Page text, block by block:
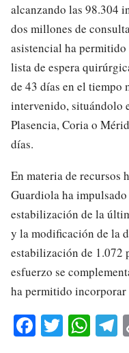
alcanzando las 98.304
dos millones de
asistencial ha
lista de espera
de 43 días en el tiempo
intervenido, situándolo
Plasencia, Coria o
días.
En materia de recursos
Guardiola ha
estabilización de la
y la modificación de la
estabilización de 1.072
esfuerzo se
ha permitido
Fa T W